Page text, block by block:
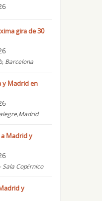
gira de 30
Barcelona
y Madrid en
Madrid y
Copérnico
y